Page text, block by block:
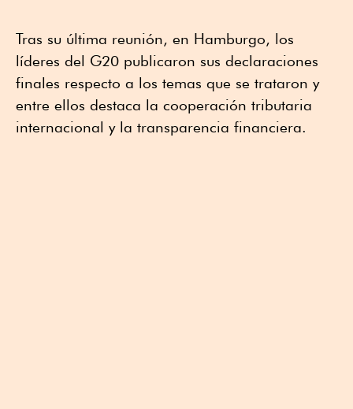
Tras su última reunión, en Hamburgo, los
líderes del G20 publicaron sus declaraciones
finales respecto a los temas que se trataron y
entre ellos destaca la cooperación tributaria
internacional y la transparencia financiera.